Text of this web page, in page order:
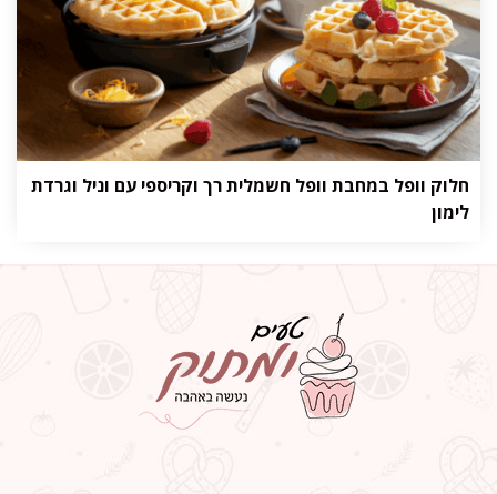
חלוק וופל במחבת וופל חשמלית רך וקריספי עם וניל וגרדת
לימון